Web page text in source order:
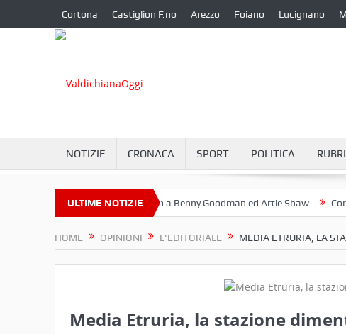
Cortona Castiglion F.no Arezzo Foiano Lucignano
NOTIZIE CRONACA SPORT POLITICA
ULTIME NOTIZIE
a Camucia? Omaggio a Benny Goodman ed Artie Shaw Cortona e
HOME OPINIONI L'EDITORIALE MEDIA ETRURIA, LA
Media Etruria, la stazione